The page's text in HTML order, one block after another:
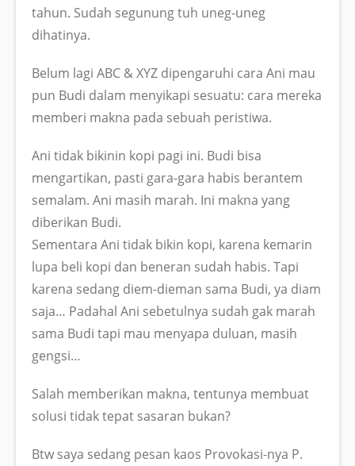
tahun. Sudah segunung tuh uneg-uneg
dihatinya.
Belum lagi ABC & XYZ dipengaruhi cara Ani mau
pun Budi dalam menyikapi sesuatu: cara mereka
memberi makna pada sebuah peristiwa.
Ani tidak bikinin kopi pagi ini. Budi bisa
mengartikan, pasti gara-gara habis berantem
semalam. Ani masih marah. Ini makna yang
diberikan Budi.
Sementara Ani tidak bikin kopi, karena kemarin
lupa beli kopi dan beneran sudah habis. Tapi
karena sedang diem-dieman sama Budi, ya diam
saja… Padahal Ani sebetulnya sudah gak marah
sama Budi tapi mau menyapa duluan, masih
gengsi…
Salah memberikan makna, tentunya membuat
solusi tidak tepat sasaran bukan?
Btw saya sedang pesan kaos Provokasi-nya P.